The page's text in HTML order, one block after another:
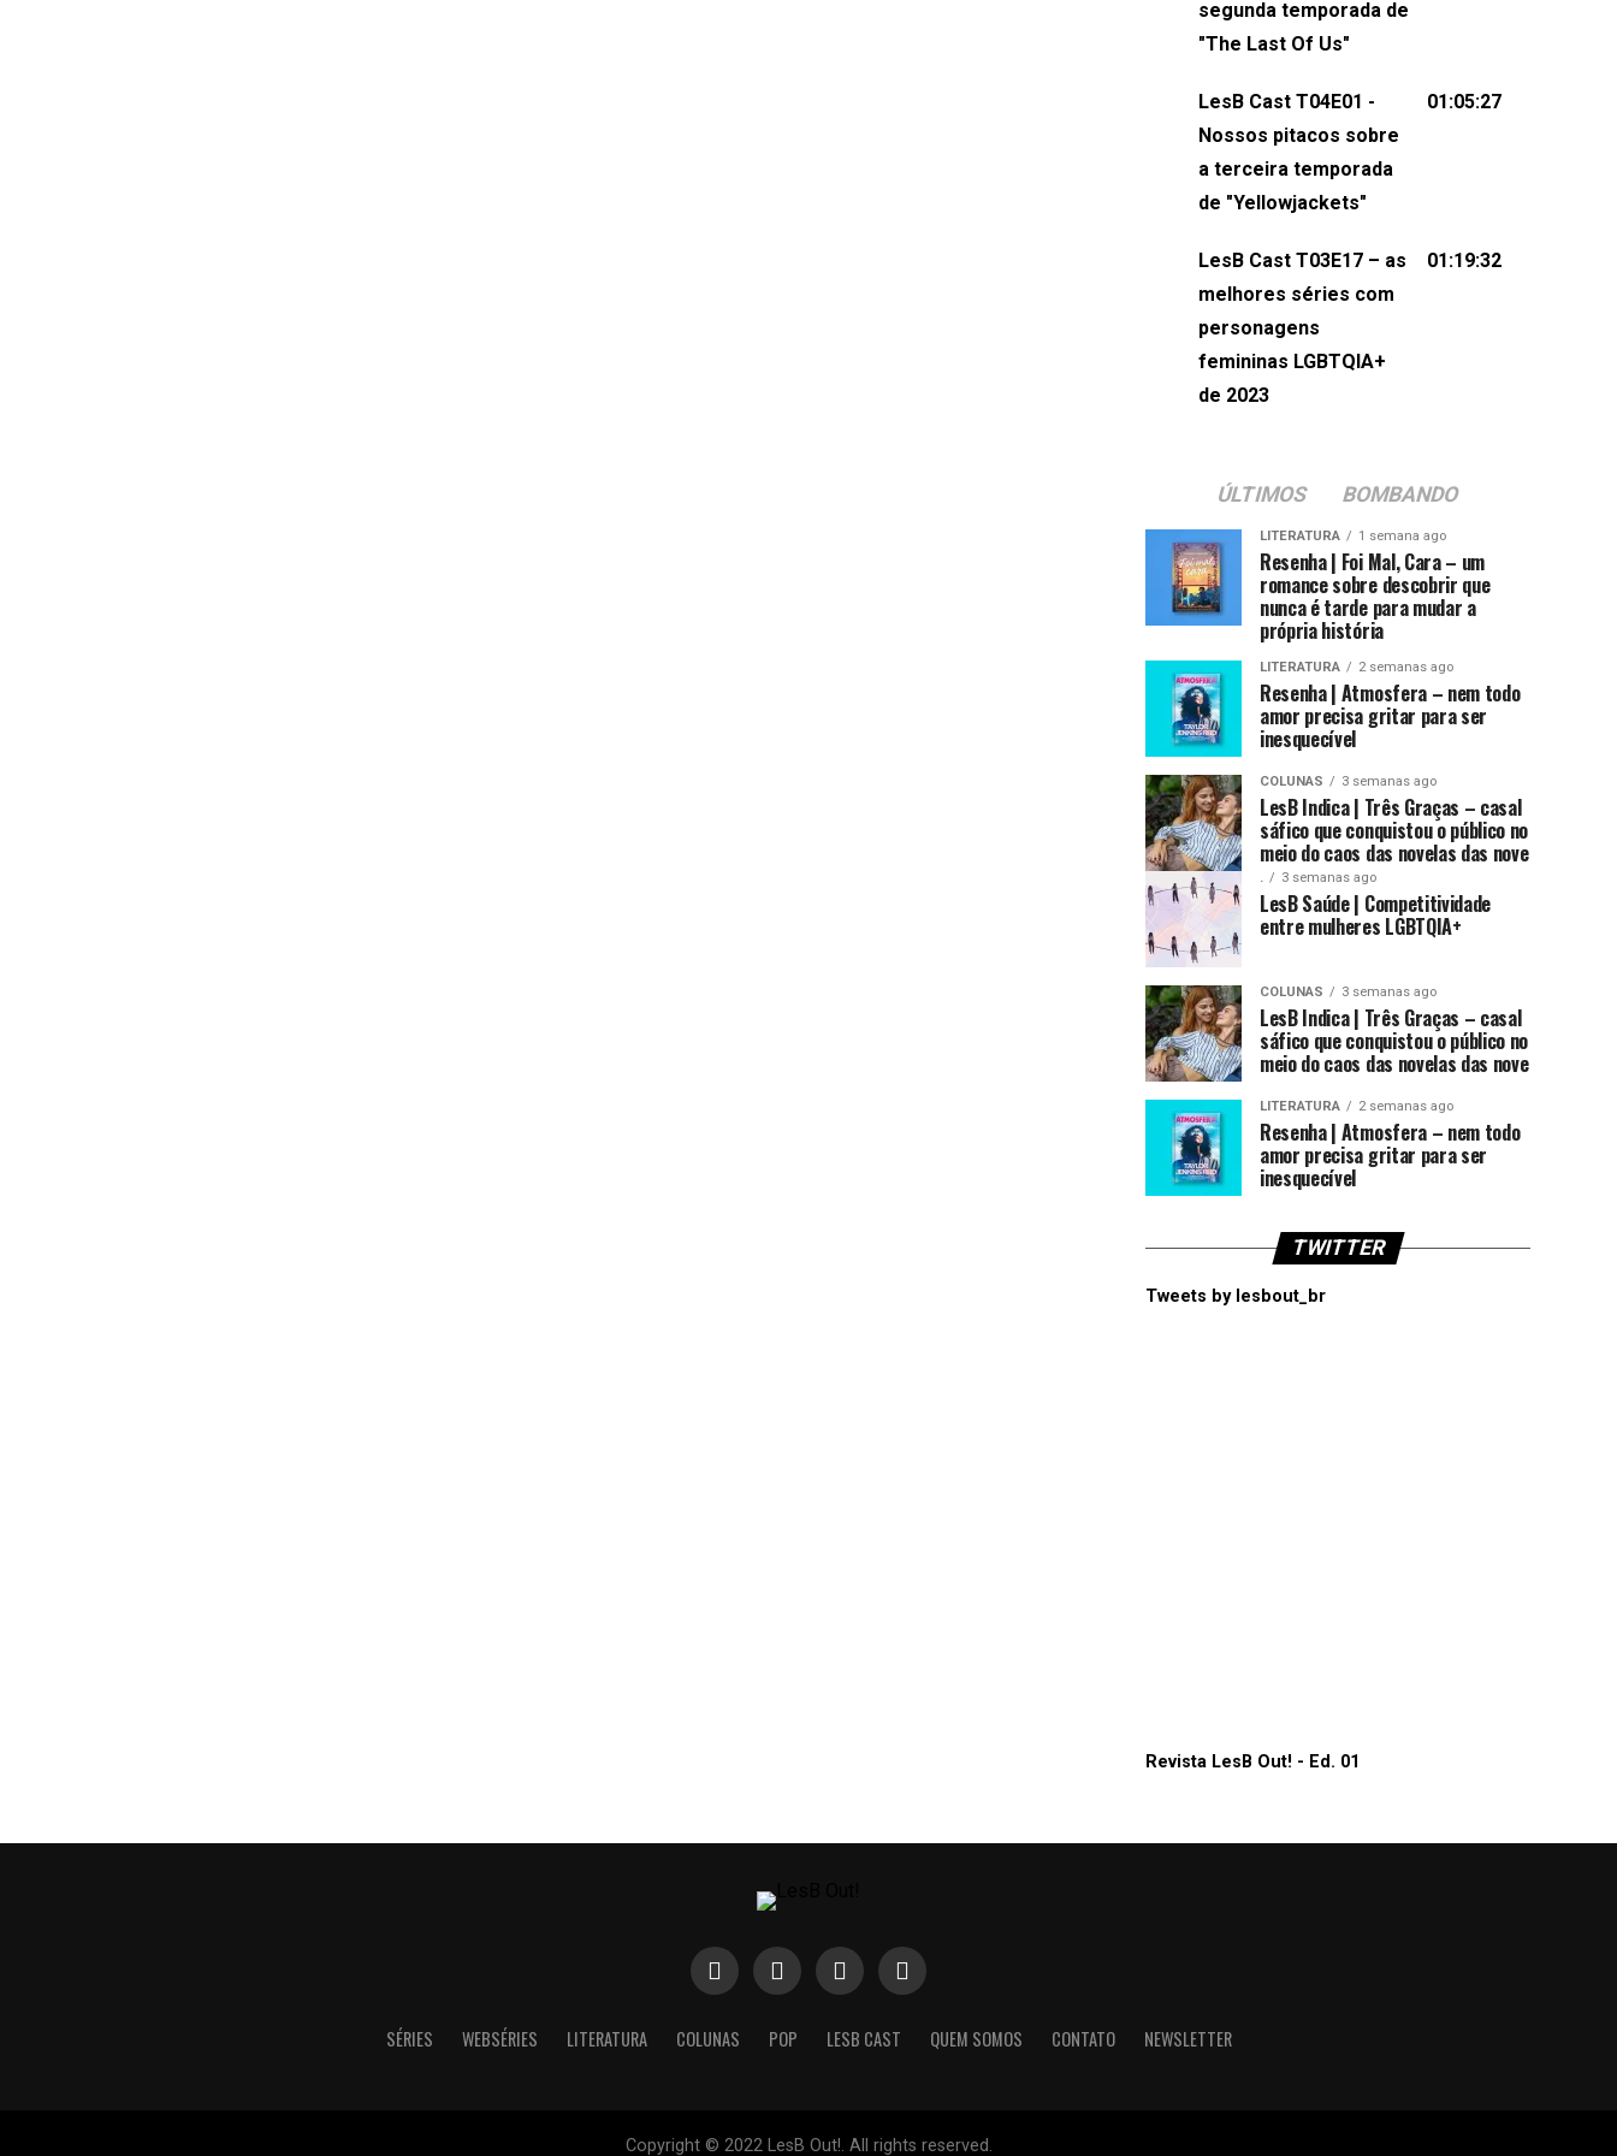
não esqueça de visitar nosso site e
sociais:Twitter: ⁠⁠⁠⁠@lesbout_br⁠⁠⁠⁠ Instagram:
do LesB Cast:Apresentação de
Karolen Passos
(⁠⁠⁠⁠⁠⁠@KarolenPassos⁠⁠⁠⁠⁠⁠)Participação de
Pollyelly FlorêncioEdição de Naiady
Machado
segunda temporada de
"The Last Of Us"
LesB Cast T04E01 -
Nossos pitacos sobre
a terceira temporada
de "Yellowjackets"
01:05:27
LesB Cast T03E17 – as
melhores séries com
personagens
femininas LGBTQIA+
de 2023
01:19:32
ÚLTIMOS BOMBANDO
LITERATURA 1 semana ago
Resenha | Foi Mal, Cara – um
romance sobre descobrir que
nunca é tarde para mudar a
própria história
LITERATURA 2 semanas ago
Resenha | Atmosfera – nem todo
amor precisa gritar para ser
inesquecível
COLUNAS 3 semanas ago
LesB Indica | Três Graças – casal
sáfico que conquistou o público no
meio do caos das novelas das nove
. 3 semanas ago
LesB Saúde | Competitividade
entre mulheres LGBTQIA+
COLUNAS 3 semanas ago
LesB Indica | Três Graças – casal
sáfico que conquistou o público no
meio do caos das novelas das nove
LITERATURA 2 semanas ago
Resenha | Atmosfera – nem todo
amor precisa gritar para ser
inesquecível
TWITTER
Tweets by lesbout_br
Revista LesB Out! - Ed. 01
SÉRIES WEBSÉRIES LITERATURA COLUNAS POP LESB CAST QUEM SOMOS CONTATO NEWSLETTER
Copyright © 2022 LesB Out!. All rights reserved.